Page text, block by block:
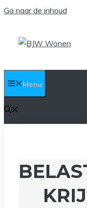
Ga naar de inhoud
Menu